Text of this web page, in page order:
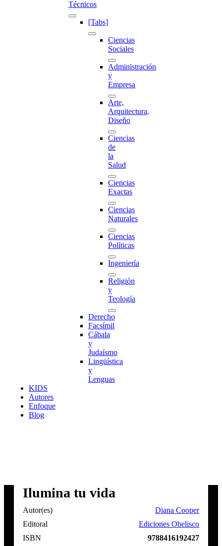
Técnicos
[Tabs]
Ciencias
Sociales
Administración
y
Empresa
Arte,
Arquitectura,
Diseño
Ciencias
de
la
Salud
Ciencias
Exactas
Ciencias
Naturales
Ciencias
Políticas
Ingeniería
Religión
y
Teología
Derecho
Facsímil
Cábala
y
Judaísmo
Lingüística
y
Lenguas
KIDS
Autores
Enfoque
Blog
Ilumina tu vida
Autor(es)
Diana Cooper
Editoral
Ediciones Obelisco
ISBN
9788416192427